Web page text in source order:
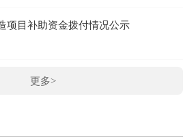
项目补助资金拨付情况公示
更多>